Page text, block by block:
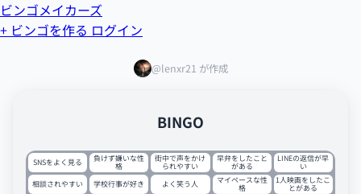
ビンゴメイカーズ
+ ビンゴを作る ログイン
@lenxr21 が作成
BINGO
SNSをよく見る 負けず嫌いな性
格
街中で声をかけ
られやすい
早弁をしたこと
がある
LINEの返信が早
い
相談されやすい
学校行事が好き よく笑う人 マイペースな性
格
1人映画をしたこ
とがある